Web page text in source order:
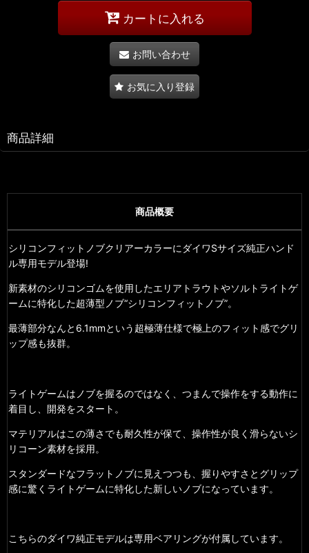
カートに入れる
お問い合わせ
お気に入り登録
商品詳細
商品概要
シリコンフィットノブクリアーカラーにダイワSサイズ純正ハンド
ル専用モデル登場!
新素材のシリコンゴムを使用したエリアトラウトやソルトライトゲ
ームに特化した超薄型ノブ“シリコンフィットノブ”。
最薄部分なんと6.1mmという超極薄仕様で極上のフィット感でグリ
ップ感も抜群。
ライトゲームはノブを握るのではなく、つまんで操作をする動作に
着目し、開発をスタート。
マテリアルはこの薄さでも耐久性が保て、操作性が良く滑らないシ
リコーン素材を採用。
スタンダードなフラットノブに見えつつも、握りやすさとグリップ
感に驚くライトゲームに特化した新しいノブになっています。
こちらのダイワ純正モデルは専用ベアリングが付属しています。